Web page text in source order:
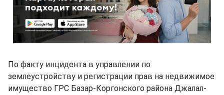
По факту инцидента в управлении по
землеустройству и регистрации прав на недвижимое
имущество ГРС Базар-Коргонского района Джалал-